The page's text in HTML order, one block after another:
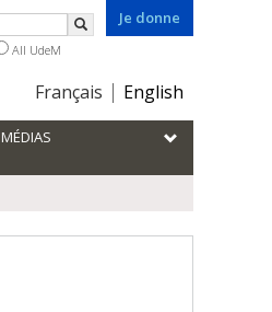
Je donne
Choix
la
langue
Français English
Search
All UdeM
MÉDIAS